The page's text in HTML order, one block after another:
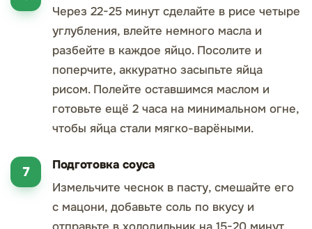
Через 22-25 минут сделайте в рисе четыре
углубления, влейте немного масла и
разбейте в каждое яйцо. Посолите и
поперчите, аккуратно засыпьте яйца
рисом. Полейте оставшимся маслом и
готовьте ещё 2 часа на минимальном огне,
чтобы яйца стали мягко-варёными.
Подготовка соуса
Измельчите чеснок в пасту, смешайте его
с мацони, добавьте соль по вкусу и